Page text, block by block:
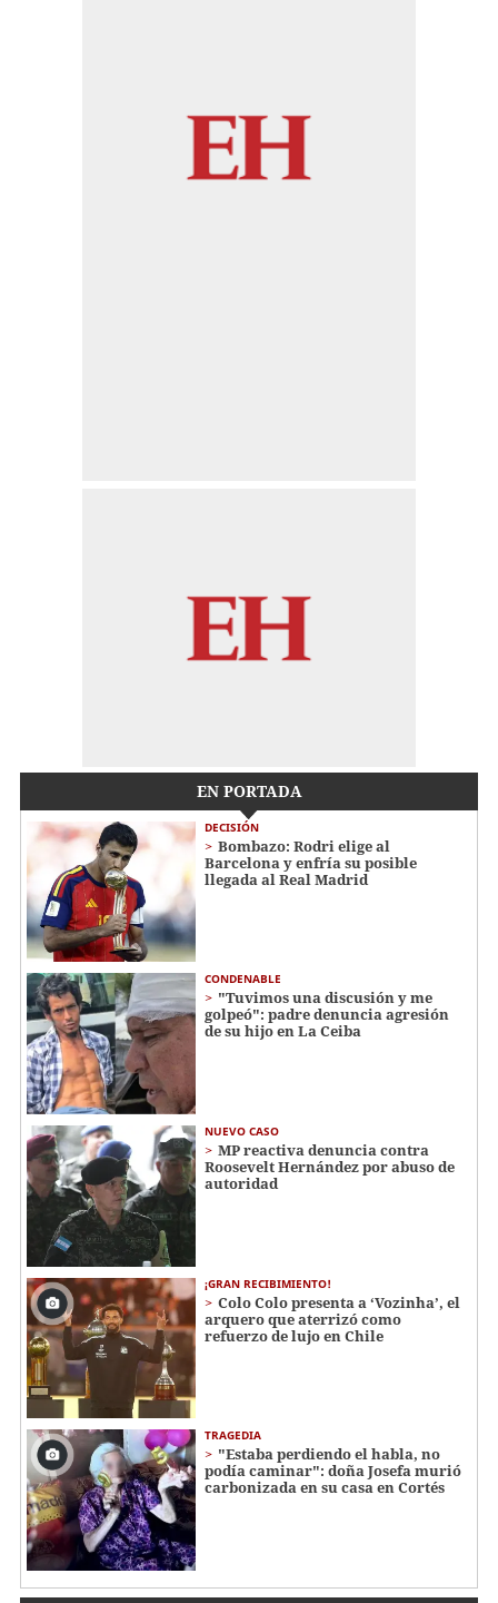
EN PORTADA
DECISIÓN
Bombazo: Rodri elige al
Barcelona y enfría su posible
llegada al Real Madrid
CONDENABLE
"Tuvimos una discusión y me
golpeó": padre denuncia agresión
de su hijo en La Ceiba
NUEVO CASO
MP reactiva denuncia contra
Roosevelt Hernández por abuso de
autoridad
¡GRAN RECIBIMIENTO!
Colo Colo presenta a ‘Vozinha’, el
arquero que aterrizó como
refuerzo de lujo en Chile
TRAGEDIA
"Estaba perdiendo el habla, no
podía caminar": doña Josefa murió
carbonizada en su casa en Cortés